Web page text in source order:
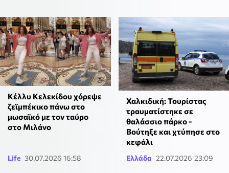
Κέλλυ Κελεκίδου χόρεψε
ζεϊμπέκικο πάνω στο
μωσαϊκό με τον ταύρο
στο Μιλάνο
Life 30.07.2026 16:58
Χαλκιδική: Τουρίστας
τραυματίστηκε σε
θαλάσσιο πάρκο -
Βούτηξε και χτύπησε στο
κεφάλι
Ελλάδα 22.07.2026 23:09